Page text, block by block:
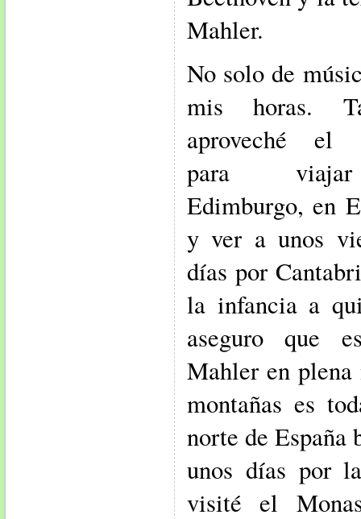
Mahler.
No solo de
mis horas.
aproveché el
para
Edimburgo, en
y ver a unos
días por
la infancia a
aseguro que
Mahler en plena
montañas es
norte de España
unos días por
visité el